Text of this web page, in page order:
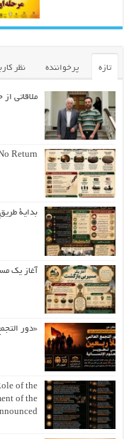
تازه پرخواننده نظر
ملاقاتی
Return
بداية
آغاز یک
«دور
of the
of the